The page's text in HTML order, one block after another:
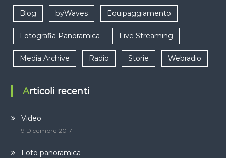
Blog byWaves Equipaggiamento
Fotografia Panoramica Live Streaming
Media Archive Radio Storie Webradio
Articoli recenti
Video
9 Dicembre 2017
Foto panoramica